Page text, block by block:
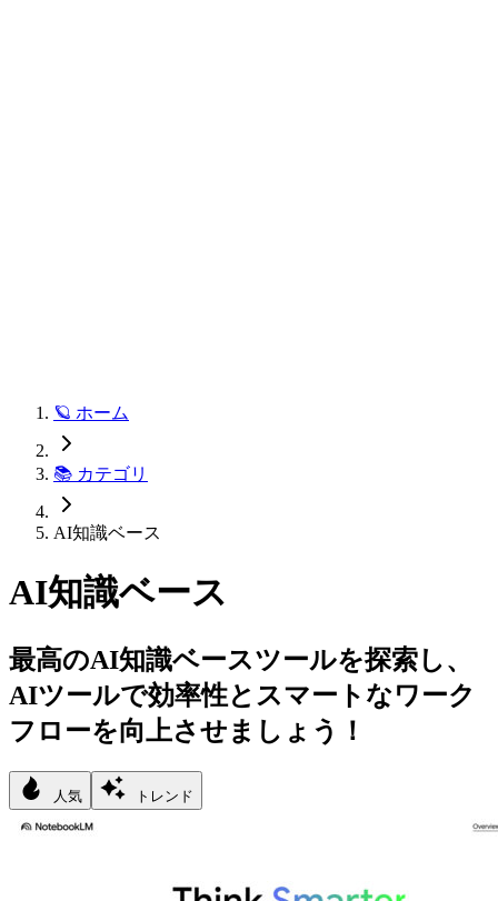
🪐 ホーム
📚 カテゴリ
AI知識ベース
AI知識ベース
最高のAI知識ベースツールを探索し、
AIツールで効率性とスマートなワーク
フローを向上させましょう！
人気 トレンド